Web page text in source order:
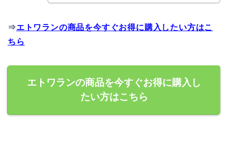
⇒エトワランの商品を今すぐお得に購入したい方はこ
ちら
エトワランの商品を今すぐお得に購入し
たい方はこちら